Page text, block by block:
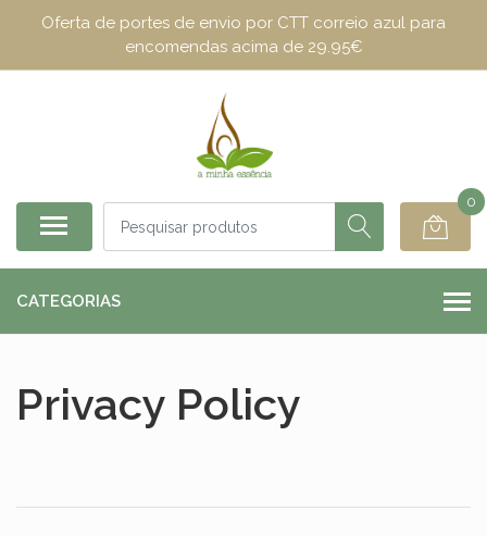
Oferta de portes de envio por CTT correio azul para
encomendas acima de 29.95€
0
CATEGORIAS
Privacy Policy